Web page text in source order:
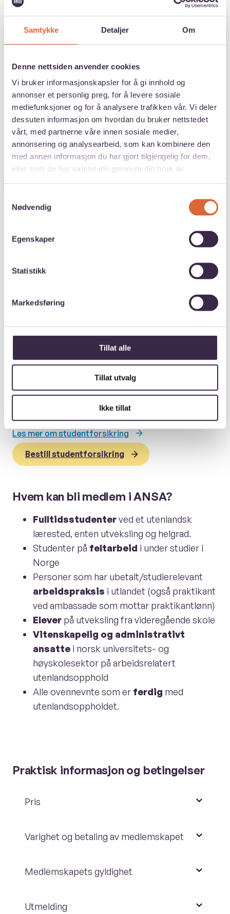
Samtykke Detaljer Om
Denne nettsiden anvender cookies
Vi bruker informasjonskapsler for å gi innhold og
annonser et personlig preg, for å levere sosiale
mediefunksjoner og for å analysere trafikken vår. Vi deler
dessuten informasjon om hvordan du bruker nettstedet
vårt, med partnerne våre innen sosiale medier,
annonsering og analysearbeid, som kan kombinere den
med annen informasjon du har gjort tilgjengelig for dem,
eller som de har samlet inn gjennom din bruk av
Nødvendig
Egenskaper
Statistikk
Markedsføring
Tillat alle
Tillat utvalg
Ikke tillat
Gratis dobbeltmedlemskap hos andre
foreninger
Medlemsrabatter
Ikke glem forsikring i utlandet!
Du er ikke automatisk forsikret når du kjøper
medlemskap i ANSA. En vanlig reiseforsikring er ikke
studentforsikring er derimot skreddersydd for deg
som skal studere utenfor Norge. Den er kun for
Les mer om studentforsikring
Bestill studentforsikring
Hvem kan bli medlem i ANSA?
Fulltidsstudenterved et utenlandsk
lærested, enten utveksling og helgrad.
Studenter på feltarbeid i under studier i
Norge
Personer som har ubetalt/studierelevant
arbeidspraksis i utlandet (også praktikant
ved ambassade som mottar praktikantlønn)
Elever på utveksling fra videregående skole
Vitenskapelig og administrativt
ansatte i norsk universitets- og
høyskolesektor på arbeidsrelatert
utenlandsopphold
Alle ovennevnte som er ferdig med
utenlandsoppholdet.
Praktisk informasjon og betingelser
Pris
Varighet og betaling av medlemskapet
Medlemskapets gyldighet
Utmelding